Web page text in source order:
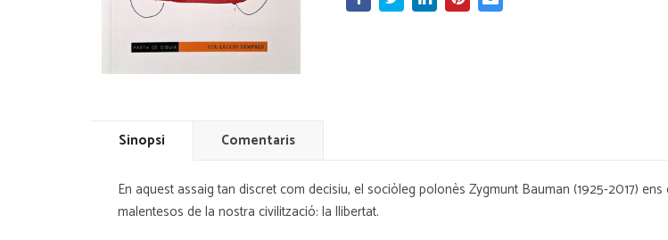
Sinopsi Comentaris
En aquest assaig tan discret com decisiu, el sociòleg polonès Zygmunt Bauman (1925-2017)
malentesos de la nostra civilització: la llibertat.